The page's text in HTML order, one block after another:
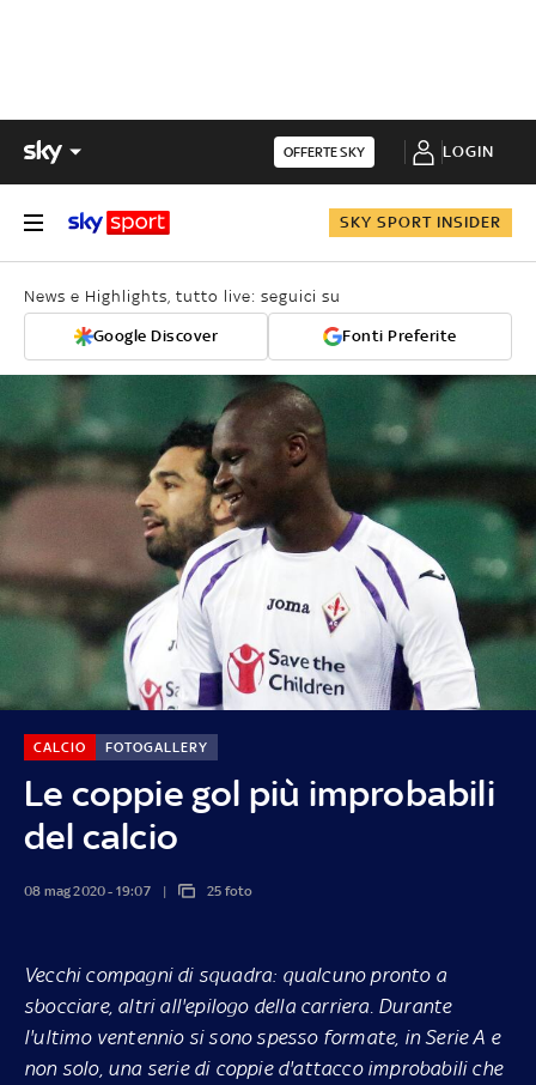
OFFERTE SKY LOGIN
SKY SPORT INSIDER
News e Highlights, tutto live: seguici su
Google Discover Fonti Preferite
Le coppie gol più improbabili
del calcio
CALCIO FOTOGALLERY
08 mag 2020 - 19:07 25 foto
Vecchi compagni di squadra: qualcuno pronto a
sbocciare, altri all'epilogo della carriera. Durante
l'ultimo ventennio si sono spesso formate, in Serie A e
non solo, una serie di coppie d'attacco improbabili che